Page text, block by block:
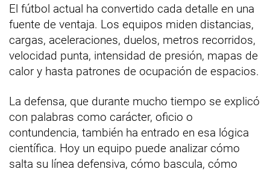
El fútbol actual ha convertido cada detalle en una
fuente de ventaja. Los equipos miden distancias,
cargas, aceleraciones, duelos, metros recorridos,
velocidad punta, intensidad de presión, mapas de
calor y hasta patrones de ocupación de espacios.
La defensa, que durante mucho tiempo se explicó
con palabras como carácter, oficio o
contundencia, también ha entrado en esa lógica
científica. Hoy un equipo puede analizar cómo
salta su línea defensiva, cómo bascula, cómo